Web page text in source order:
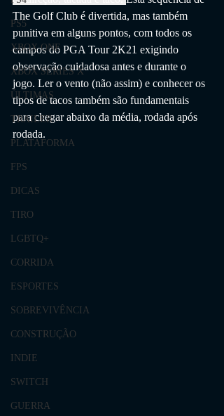
PS5
XBOX ONE
XBOX SERIES X
ÚLTIMAS
TRAILER
PLATAFORMA
FPS
DICAS
TIRO
LGBTQ+
CORRIDA
ESPORTES
SOBREVIVÊNCIA
CONSTRUÇÃO
INDIE
SWITCH
GUERRA
The Golf Club é divertida, mas também
punitiva em alguns pontos, com todos os
campos do PGA Tour 2K21 exigindo
observação cuidadosa antes e durante o
jogo. Ler o vento (não assim) e conhecer os
tipos de tacos também são fundamentais
para chegar abaixo da média, rodada após
rodada.